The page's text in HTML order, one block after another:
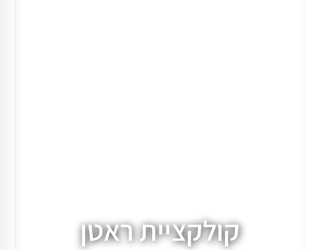
קולקציית ראטן